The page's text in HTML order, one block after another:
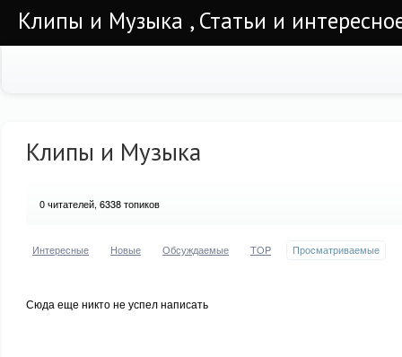
Клипы и Музыка , Статьи и
Клипы и Музыка
0читателей, 6338 топиков
Интересные Новые Обсуждаемые TOP Просматриваемые
Сюда еще никто не успел написать